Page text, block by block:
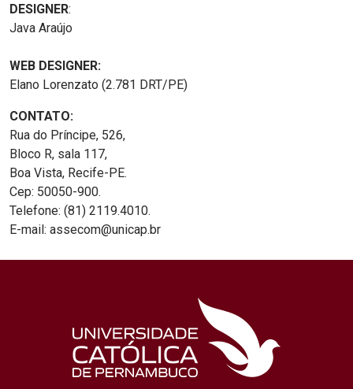
DESIGNER:
Java Araújo
WEB DESIGNER:
Elano Lorenzato (2.781 DRT/PE)
CONTATO:
Rua do Príncipe, 526,
Bloco R, sala 117,
Boa Vista, Recife-PE.
Cep: 50050-900.
Telefone: (81) 2119.4010.
E-mail: assecom@unicap.br